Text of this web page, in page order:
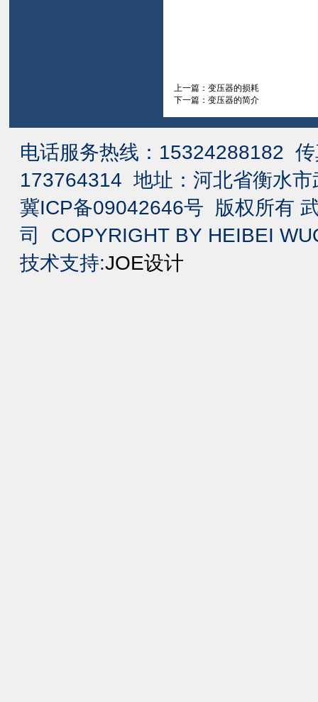
上一篇： 变压器的损耗
下一篇： 变压器的简介
电话服务热线：15324288182
173764314 地址：河北省衡水
冀ICP备09042646号 版权所有
司 COPYRIGHT BY HEIBEI
技术支持:JOE设计